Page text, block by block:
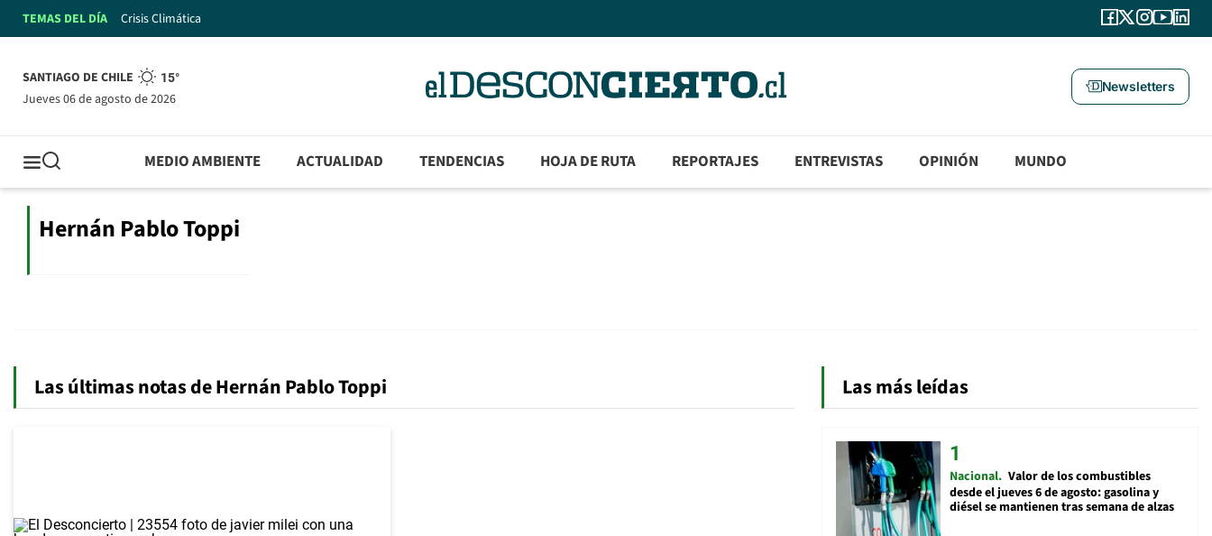
TEMAS DEL DÍA Crisis Climática
SANTIAGO DE CHILE 15°
jueves 06 de agosto de 2026
Newsletters
MEDIO AMBIENTE ACTUALIDAD TENDENCIAS HOJA DE RUTA REPORTAJES ENTREVISTAS OPINIÓN MUNDO
Hernán Pablo Toppi
Las últimas notas de Hernán Pablo Toppi Las más leídas
Nacional Valor de los combustibles
desde el jueves 6 de agosto: gasolina y
diésel se mantienen tras semana de alzas